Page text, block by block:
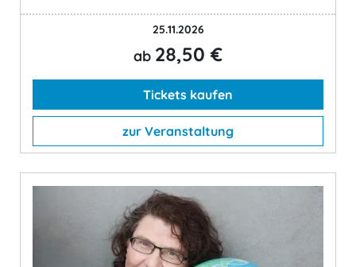
25.11.2026
ab 28,50 €
Tickets kaufen
zur Veranstaltung